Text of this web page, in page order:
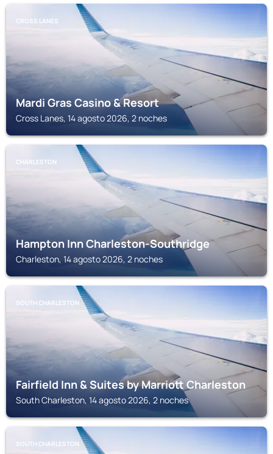
CROSS LANES
Mardi Gras Casino & Resort
Cross Lanes, 14 agosto 2026, 2 noches
CHARLESTON
Hampton Inn Charleston-Southridge
Charleston, 14 agosto 2026, 2 noches
SOUTH CHARLESTON
Fairfield Inn & Suites by Marriott Charleston
South Charleston, 14 agosto 2026, 2 noches
SOUTH CHARLESTON